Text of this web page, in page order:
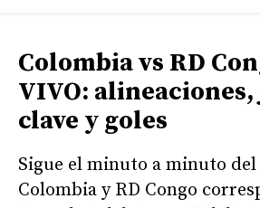
Colombia vs RD
VIVO: alineaciones,
clave y goles
Sigue el minuto a minuto
Colombia y RD Congo